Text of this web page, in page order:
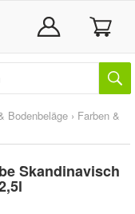
Bodenbeläge › Farben &
Skandinavisch